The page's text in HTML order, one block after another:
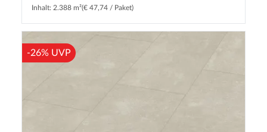
Inhalt: 2.388 m²(€ 47,74 / Paket)
-26% UVP